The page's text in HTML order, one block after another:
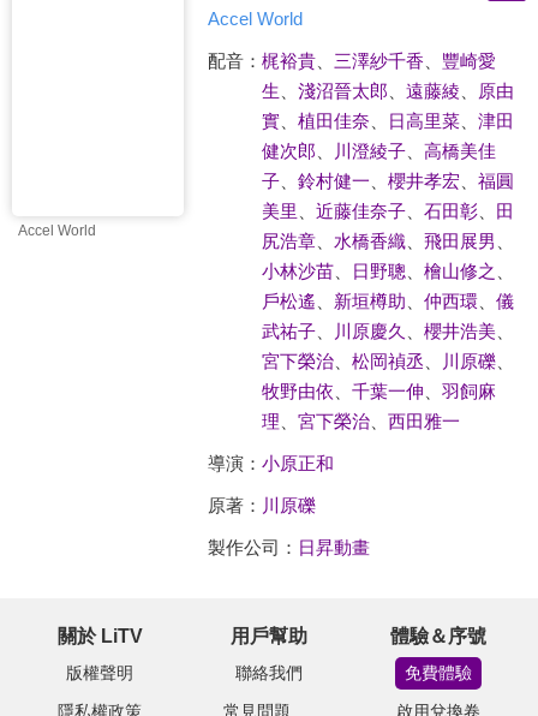
Accel World
Accel World
配音： 梶裕貴、 三澤紗千香
豐崎愛
生
淺沼晉太郎 遠藤綾
原由
實、 植田佳奈 日高里菜、 津田
健次郎
川澄綾子、 高橋美佳
子、 鈴村健一 櫻井孝宏
福圓
美里
近藤佳奈子、 石田彰、 田
尻浩章、 水橋香織、 飛田展男
小林沙苗、 日野聰 檜山修之
戶松遙
新垣樽助 仲西環、 儀
武祐子、 川原慶久 櫻井浩美、
宮下榮治、 松岡禎丞 川原礫、
牧野由依
千葉一伸
羽飼麻
理
宮下榮治、 西田雅一
導演： 小原正和
原著： 川原礫
製作公司： 日昇動畫
關於 LiTV
版權聲明
隱私權政策
用戶幫助
聯絡我們
常見問題
體驗＆序號
免費體驗
啟用兌換卷